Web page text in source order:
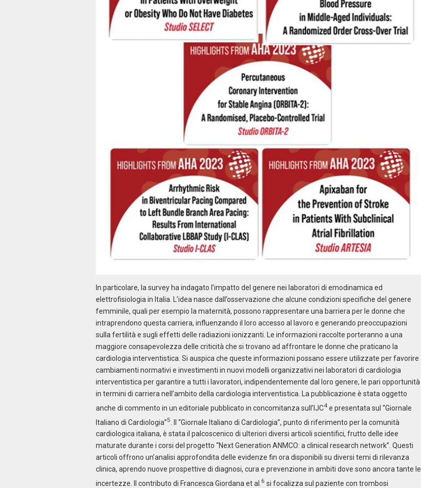
In particolare, la survey ha indagato l’impatto del genere nei laboratori di emodinamica ed
elettrofisiologia in Italia. L’idea nasce dall’osservazione che alcune condizioni specifiche del genere
femminile, quali per esempio la maternità, possono rappresentare una barriera per le donne che
intraprendono questa carriera, influenzando il loro accesso al lavoro e generando preoccupazioni
sulla fertilità e sugli effetti delle radiazioni ionizzanti. Le informazioni raccolte porteranno a una
maggiore consapevolezza delle criticità che si trovano ad affrontare le donne che praticano la
cardiologia interventistica. Si auspica che queste informazioni possano essere utilizzate per favorire
cambiamenti normativi e investimenti in nuovi modelli organizzativi nei laboratori di cardiologia
interventistica per garantire a tutti i lavoratori, indipendentemente dal loro genere, le pari opportunità
in termini di carriera nell’ambito della cardiologia interventistica. La pubblicazione è stata oggetto
anche di commento in un editoriale pubblicato in concomitanza sull’IJC4e presentata sul “Giornale
Italiano di Cardiologia”5 . Il “Giornale Italiano di Cardiologia”, punto di riferimento per la comunità
cardiologica italiana, è stata il palcoscenico di ulteriori diversi articoli scientifici, frutto delle idee
maturate durante i corsi del progetto “Next Generation ANMCO: a clinical research network”. Questi
articoli offrono un’analisi approfondita delle evidenze fin ora disponibili su diversi temi di rilevanza
clinica, aprendo nuove prospettive di diagnosi, cura e prevenzione in ambiti dove sono ancora tante le
incertezze. Il contributo di Francesca Giordana et al. 6 si focalizza sul paziente con trombosi